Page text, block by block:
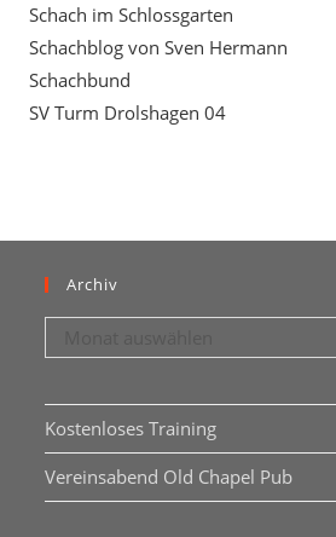
Schach im Schlossgarten
Schachblog von Sven Hermann
Schachbund
SV Turm Drolshagen 04
Archiv
Kostenloses Training
Vereinsabend Old Chapel Pub